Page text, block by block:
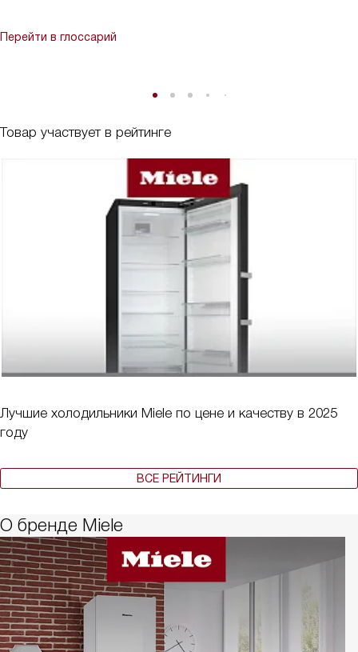
Товар участвует в рейтинге
Лучшие холодильники Miele по цене и качеству в 2025
году
ВСЕ РЕЙТИНГИ
Перейти в глоссарий
О бренде Miele